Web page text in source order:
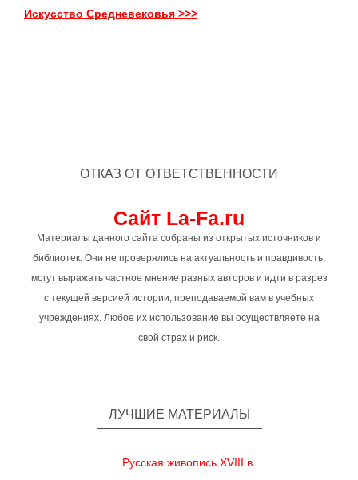
Искусство Средневековья >>>
ОТКАЗ ОТ ОТВЕТСТВЕННОСТИ
Сайт La-Fa.ru
Материалы данного сайта собраны из открытых источников и
библиотек. Они не проверялись на актуальность и правдивость,
могут выражать частное мнение разных авторов и идти в разрез
с текущей версией истории, преподаваемой вам в учебных
учреждениях. Любое их использование вы осуществляете на
свой страх и риск.
ЛУЧШИЕ МАТЕРИАЛЫ
Русская живопись XVIII в